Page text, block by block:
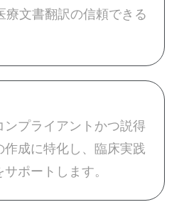
療文書翻訳の信頼できる
プライアントかつ説得
作成に特化し、臨床実践
ポートします。